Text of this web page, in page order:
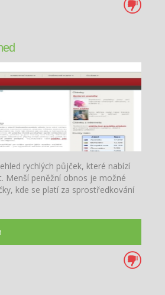
rychlých půjček, které nabízí
Menší peněžní obnos je možné
kde se platí za sprostředkování